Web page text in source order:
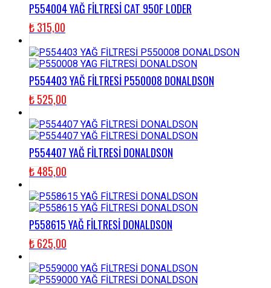
P554004 YAĞ FİLTRESİ CAT 950F LODER
₺315,00
P554403 YAĞ FİLTRESİ P550008 DONALDSON
₺525,00
P554407 YAĞ FİLTRESİ DONALDSON
₺485,00
P558615 YAĞ FİLTRESİ DONALDSON
₺625,00